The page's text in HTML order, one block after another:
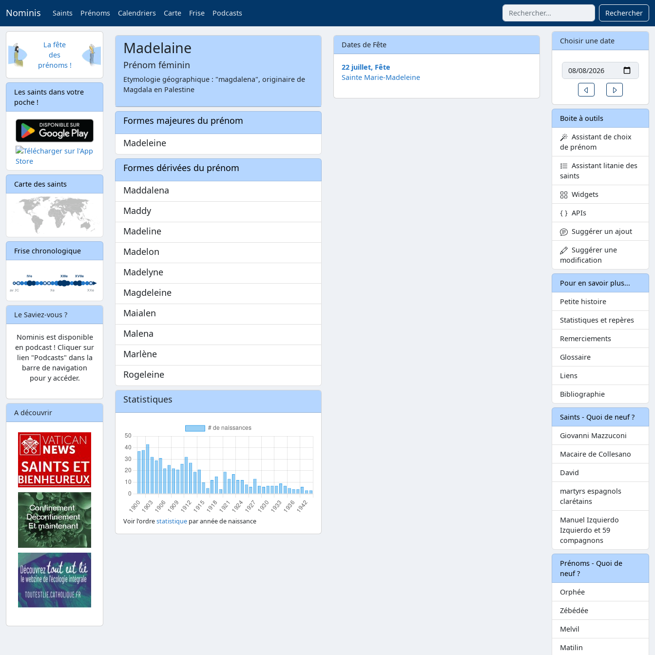
Nominis Saints Prénoms Calendriers Carte Frise Podcasts Rechercher
La fête
des
prénoms !
Les saints dans votre
poche !
Carte des saints
Frise chronologique
Le Saviez-vous ?
Nominis est disponible
en podcast ! Cliquer sur
lien "Podcasts" dans la
barre de navigation
pour y accéder.
A découvrir
Madelaine
Prénom féminin
Etymologie géographique : "magdalena", originaire de
Magdala en Palestine
Formes majeures du prénom
Madeleine
Formes dérivées du prénom
Maddalena
Maddy
Madeline
Madelon
Madelyne
Magdeleine
Maialen
Malena
Marlène
Rogeleine
Statistiques
Voir l'ordrestatistique par année de naissance
Dates de Fête
22 juillet, Fête
Sainte Marie-Madeleine
Choisir une date
Date
Un jour avant
Boite à outils
Assistant de choix
de prénom
Assistant litanie des
saints
Widgets
APIs
Suggérer un ajout
Suggérer une
modification
Pour en savoir plus...
Petite histoire
Statistiques et repères
Remerciements
Glossaire
Liens
Bibliographie
Saints - Quoi de neuf ?
Giovanni Mazzuconi
Macaire de Collesano
David
martyrs espagnols
clarétains
Manuel Izquierdo
Izquierdo et 59
compagnons
Prénoms - Quoi de
neuf ?
Orphée
Zébédée
Melvil
Matilin